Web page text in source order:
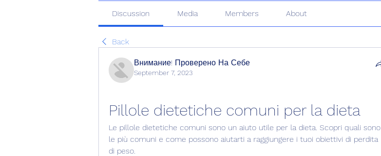
Discussion Media Members About
Back
Внимание! Проверено На Себе
September 7, 2023
Pillole dietetiche comuni per la dieta
Le pillole dietetiche comuni sono un aiuto utile per la dieta. Scopri quali sono
le più comuni e come possono aiutarti a raggiungere i tuoi obiettivi di perdita
di peso.